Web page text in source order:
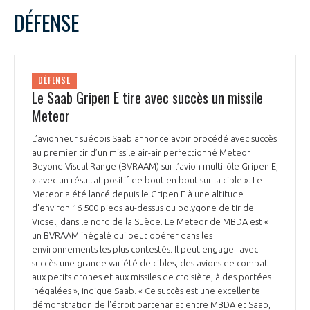
DÉFENSE
DÉFENSE
Le Saab Gripen E tire avec succès un missile
Meteor
L’avionneur suédois Saab annonce avoir procédé avec succès
au premier tir d’un missile air-air perfectionné Meteor
Beyond Visual Range (BVRAAM) sur l’avion multirôle Gripen E,
« avec un résultat positif de bout en bout sur la cible ». Le
Meteor a été lancé depuis le Gripen E à une altitude
d'environ 16 500 pieds au-dessus du polygone de tir de
Vidsel, dans le nord de la Suède. Le Meteor de MBDA est «
un BVRAAM inégalé qui peut opérer dans les
environnements les plus contestés. Il peut engager avec
succès une grande variété de cibles, des avions de combat
aux petits drones et aux missiles de croisière, à des portées
inégalées », indique Saab. « Ce succès est une excellente
démonstration de l'étroit partenariat entre MBDA et Saab,